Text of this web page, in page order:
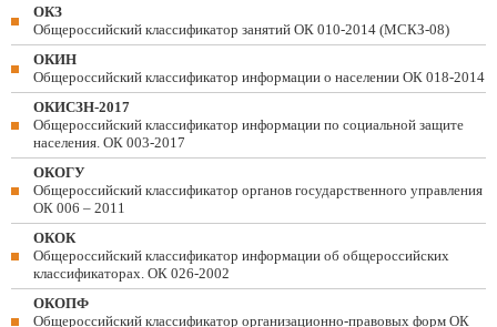
ОКЗ
Общероссийский классификатор занятий ОК 010-2014 (МСКЗ-08)
ОКИН
Общероссийский классификатор информации о населении ОК 018-2014
ОКИСЗН-2017
Общероссийский классификатор информации по социальной защите
населения. ОК 003-2017
ОКОГУ
Общероссийский классификатор органов государственного управления
ОК 006 – 2011
ОКОК
Общероссийский классификатор информации об общероссийских
классификаторах. ОК 026-2002
ОКОПФ
Общероссийский классификатор организационно-правовых форм ОК